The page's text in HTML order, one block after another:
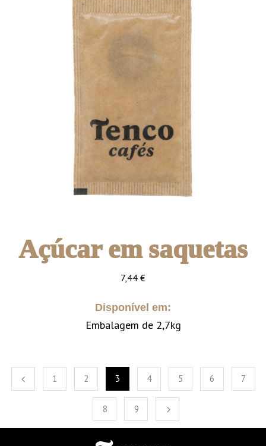
Açúcar em saquetas
7,44 €
Disponível em:
Embalagem de 2,7kg
1 2 3 4 5 6 7
8 9